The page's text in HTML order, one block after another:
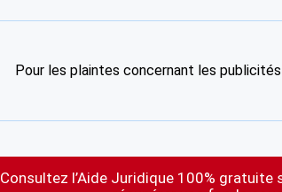
Pour les plaintes concernant les publicités
Consultez l’Aide Juridique 100%